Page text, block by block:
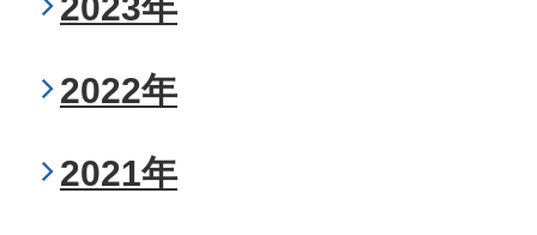
2022年
2021年